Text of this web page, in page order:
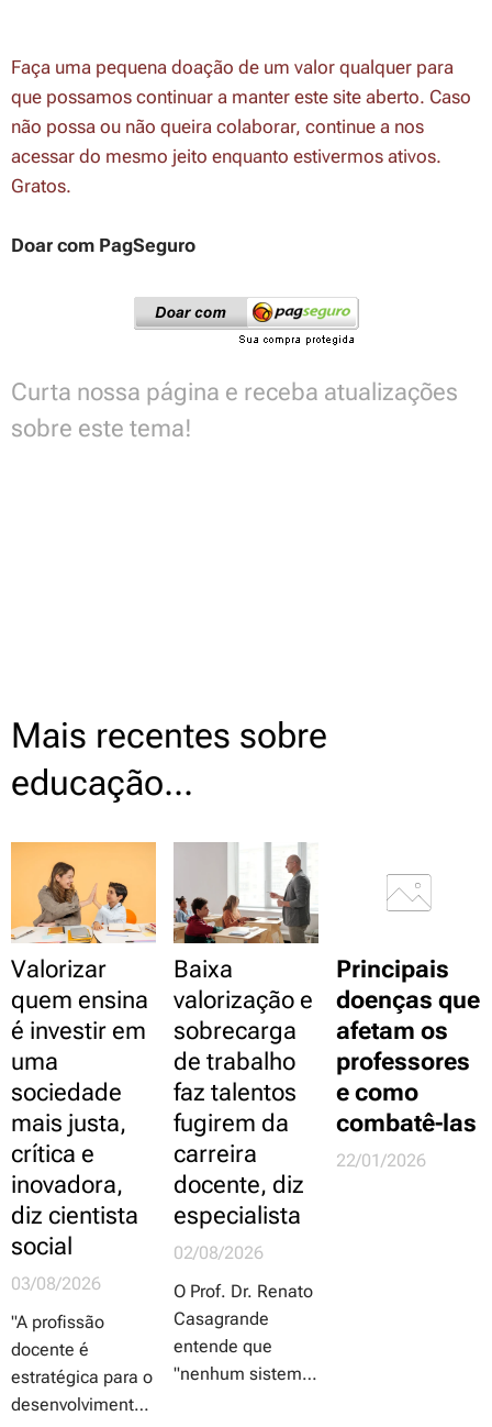
Faça uma pequena doação de um valor qualquer para
que possamos continuar a manter este site aberto. Caso
não possa ou não queira colaborar, continue a nos
acessar do mesmo jeito enquanto estivermos ativos.
Gratos.
Doar com PagSeguro
Curta nossa página e receba atualizações
sobre este tema!
Mais recentes sobre
educação...
Valorizar
quem ensina
é investir em
uma
sociedade
mais justa,
crítica e
inovadora,
diz cientista
social
03/08/2026
"A profissão
docente é
estratégica para o
desenvolvimento
Baixa
valorização e
sobrecarga
de trabalho
faz talentos
fugirem da
carreira
docente, diz
especialista
02/08/2026
O Prof. Dr. Renato
Casagrande
entende que
"nenhum sistema
Principais
doenças que
afetam os
professores
e como
combatê-las
22/01/2026